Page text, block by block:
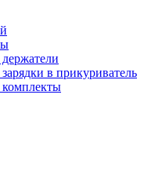
в прикуриватель